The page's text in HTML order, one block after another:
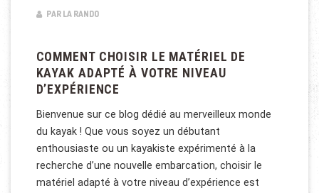
PAR LA RANDO
COMMENT CHOISIR LE MATÉRIEL DE
KAYAK ADAPTÉ À VOTRE NIVEAU
D’EXPÉRIENCE
Bienvenue sur ce blog dédié au merveilleux monde
du kayak ! Que vous soyez un débutant
enthousiaste ou un kayakiste expérimenté à la
recherche d’une nouvelle embarcation, choisir le
matériel adapté à votre niveau d’expérience est